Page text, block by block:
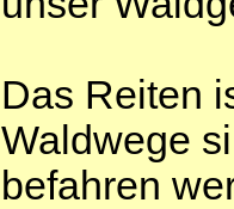
Das Reiten
Waldwege
befahren